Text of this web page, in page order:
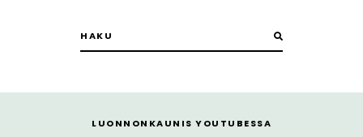
LUONNONKAUNIS YOUTUBESSA